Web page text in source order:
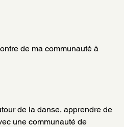
de ma communauté à
de la danse, apprendre de
une communauté de